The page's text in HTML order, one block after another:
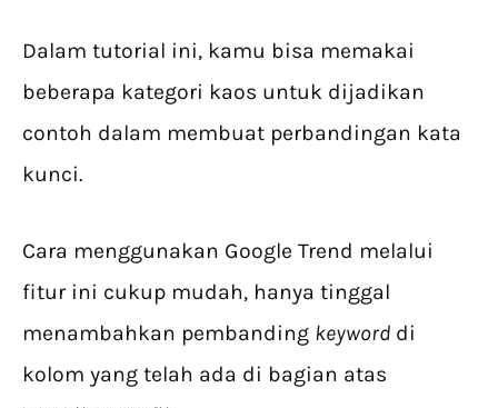
Dalam tutorial ini, kamu bisa memakai
beberapa kategori kaos untuk dijadikan
contoh dalam membuat perbandingan kata
kunci.
Cara menggunakan Google Trend melalui
fitur ini cukup mudah, hanya tinggal
menambahkan pembanding keyword di
kolom yang telah ada di bagian atas